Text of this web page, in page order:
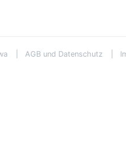
AGB und Datenschutz